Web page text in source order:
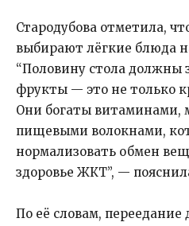
Стародубова отметила,
выбирают лёгкие блюда
“Половину стола должны
фрукты — это не только
Они богаты витаминами,
пищевыми волокнами,
нормализовать обмен
здоровье ЖКТ”, —
По её словам,